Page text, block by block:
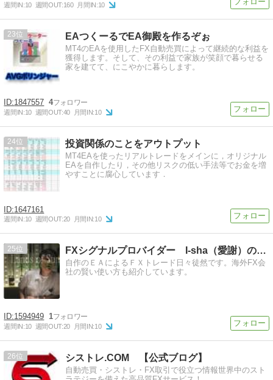
週間IN:10 週間OUT:160 月間IN:10
23 EAつくーるでEA御殿を作るぞぉ
MT4のEAを使用したFX自動売買によって継続的な利益を
獲得します。そして、その利益で家族が笑顔で暮らせる
家を建てて、にこやかに暮らします。
1847557 4
週間IN:10 週間OUT:40 月間IN:10
24 投資関係のことをアウトプット
MT4EAを使ったリアルトレードをメインに，オリジナル
EAを自作したり，その他リスクの低い手法等でお金を増
やすことに腐心しています．
1647161
週間IN:10 週間OUT:20 月間IN:10
25 FXシグナルプロバイダー I-sha（愛謝）のブログ
自作のＥＡによるＦＸトレード日々徒然です。海外FX会
社の賢い使い方も紹介しています。
1594949 1
週間IN:10 週間OUT:20 月間IN:10
26 シストレ.COM 【公式ブログ】
自動売買・シストレ・FX取引で役立つ情報世界中のスト